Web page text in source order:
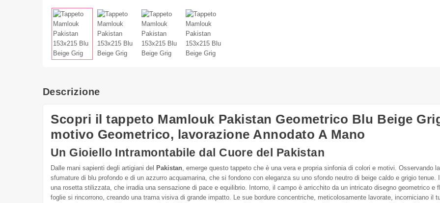
Descrizione
Scopri il tappeto Mamlouk Pakistan Geometrico Blu Beige
motivo Geometrico, lavorazione Annodato A Mano
Un Gioiello Intramontabile dal Cuore del Pakistan
Dalle mani sapienti degli artigiani del Pakistan, emerge questo tappeto che è una vera e propria sinfonia di colori e motivi. Osservando
sfumature di blu profondo e di un azzurro acquamarina, che si fondono con eleganza su uno sfondo neutro di beige caldo e grigio
una rosetta stilizzata, che irradia una sensazione di pace e equilibrio. Intorno, il campo è arricchito da un intricato disegno geometrico
foglie si rincorrono, creando una trama visiva di grande impatto. Le sue bordure concentriche, meticolosamente lavorate, incorniciano il